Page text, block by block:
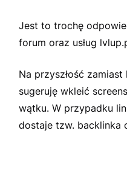
Jest to trochę
forum oraz usług
Na przyszłość
sugeruję wkleić
wątku. W przypadku
dostaje tzw. backlinka